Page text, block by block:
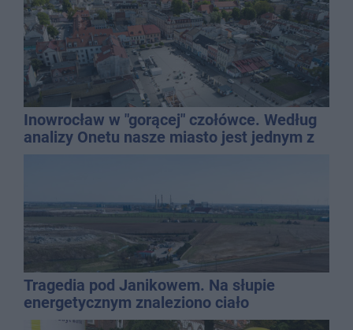
Inowrocław w "gorącej" czołówce. Według
analizy Onetu nasze miasto jest jednym z
Tragedia pod Janikowem. Na słupie
energetycznym znaleziono ciało
mężczyzny